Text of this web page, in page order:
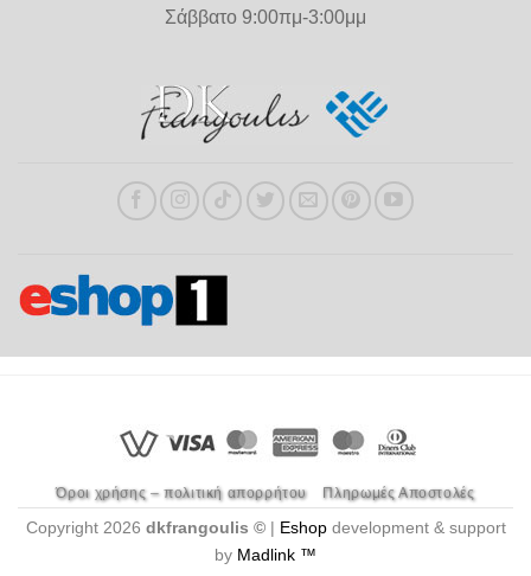
Σάββατο 9:00πμ-3:00μμ
Όροι χρήσης – πολιτική απορρήτου Πληρωμές Αποστολές
Copyright 2026 dkfrangoulis ©| Eshopdevelopment & support
by Madlink ™